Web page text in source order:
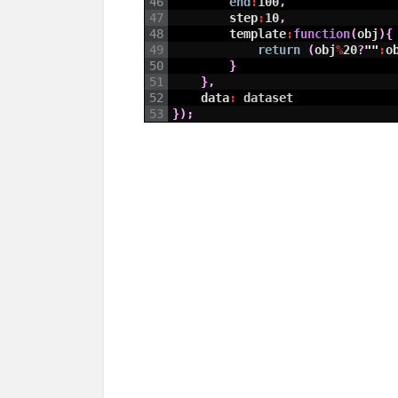
47
48
49
50
51
52
53
step:10,
template:function(obj ){
return
(obj%20?"" :
}
},
data:
dataset
}) ;